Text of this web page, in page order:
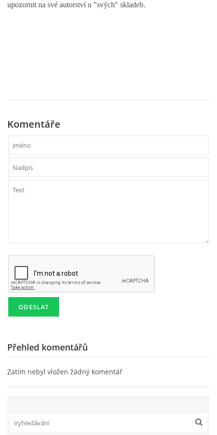
GEORGE HARRISON - KONCERTY
RINGO STARR - SINGLY
FILMY
BEATLES MONTHLY BOOK
KNIHY O BEATLES II
upozornit na své autorství u "svých" skladeb.
Komentáře
Přehled komentářů
Zatím nebyl vložen žádný komentář